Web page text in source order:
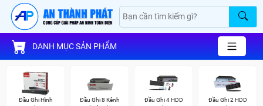
DANH MỤC SẢN PHẨM
Đầu Ghi Hình
Đầu Ghi 8 Kênh
Đầu Ghi 4 HDD
Đầu Ghi 2 HDD